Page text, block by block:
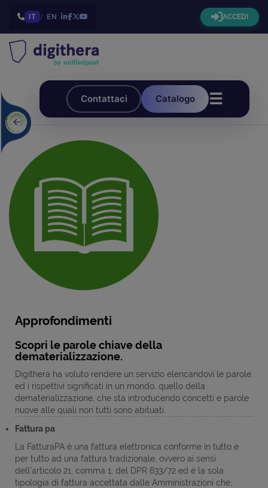
IT / EN ACCEDI
Contattaci Catalogo ☰
Approfondimenti
Scopri le parole chiave della
dematerializzazione.
Digithera ha voluto rendere un servizio elencandovi le parole
ed i rispettivi significati in un mondo, quello della
dematerializzazione, che sta introducendo concetti e parole
nuove alle quali non tutti sono abituati.
Fattura pa
La FatturaPA è una fattura elettronica conforme in tutto e
per tutto ad una fattura tradizionale, ovvero ai sensi
dell'articolo 21, comma 1, del DPR 633/72 ed è la sola
tipologia di fattura accettata dalle Amministrazioni che,